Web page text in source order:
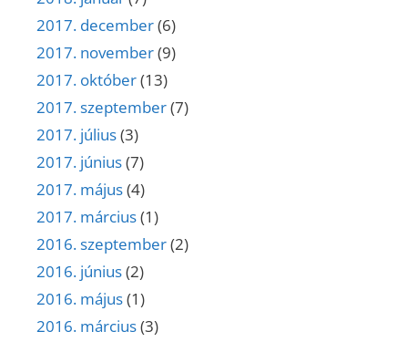
2017. december(6)
2017. november(9)
2017. október(13)
2017. szeptember(7)
2017. július(3)
2017. június(7)
2017. május(4)
2017. március(1)
2016. szeptember(2)
2016. június(2)
2016. május(1)
2016. március(3)